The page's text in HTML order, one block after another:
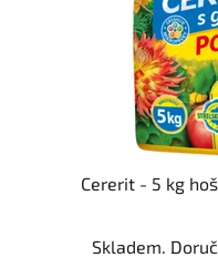
Cererit - 5 kg
Skladem.